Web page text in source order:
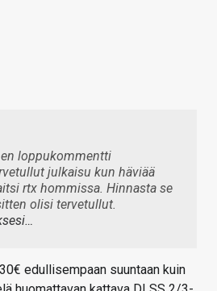
loppukommentti
julkaisu kun häviää
rtx hommissa. Hinnasta se
olisi tervetullut.
edullisempaan suuntaan kuin